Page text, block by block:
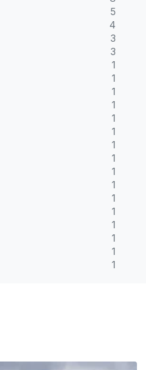
5
4
3
3
1
1
1
1
1
1
1
1
1
1
1
1
1
1
1
1